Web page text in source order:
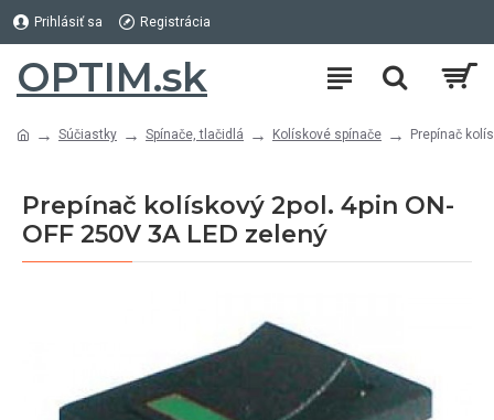
Prihlásiť sa Registrácia
OPTIM.sk
Súčiastky Spínače, tlačidlá Kolískové spínače Prepínač
Prepínač kolískový 2pol. 4pin ON-
OFF 250V 3A LED zelený